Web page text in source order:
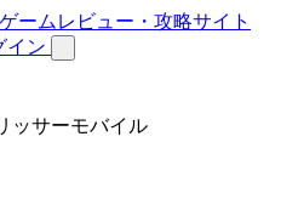
イン
ッサーモバイル